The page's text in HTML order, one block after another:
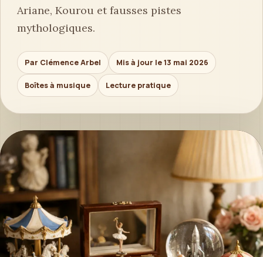
Ariane, Kourou et fausses pistes
mythologiques.
Par Clémence Arbel Mis à jour le 13 mai 2026
Boîtes à musique Lecture pratique